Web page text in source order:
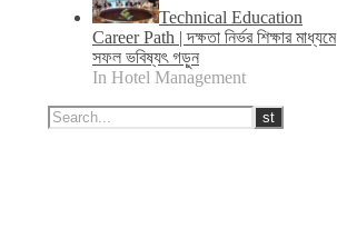
Technical Education
Career Path | দক্ষতা নির্ভর শিক্ষার মাধ্যমে
সফল ভবিষ্যৎ গড়ুন
In Hotel Management